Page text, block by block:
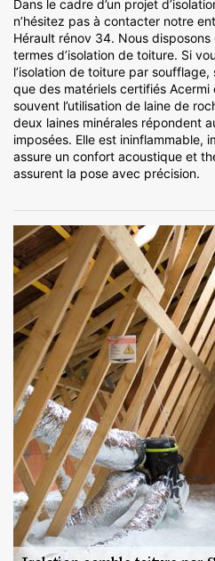
Dans le cadre d’un projet
n’hésitez pas à contacter notre
Hérault rénov 34. Nous
termes d’isolation de toiture. Si
l’isolation de toiture par soufflage,
que des matériels certifiés Acermi
souvent l’utilisation de laine de
deux laines minérales répondent
imposées. Elle est ininflammable,
assure un confort acoustique et
assurent la pose avec précision.